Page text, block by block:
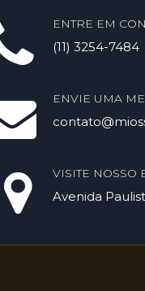
ENTRE EM
(11) 3254-7484
ENVIE UMA
VISITE NOSSO
Avenida